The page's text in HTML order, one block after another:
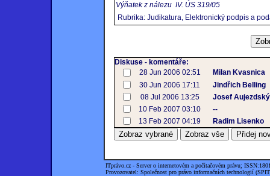
Výňatek z nálezu IV. ÚS 319/05
Rubrika: Judikatura, Elektronický podpis a
Diskuse - komentáře:
28 Jun 2006 02:51
Milan Kvasnica
30 Jun 2006 17:11
Jindřich Belling
08 Jul 2006 13:25
Josef Aujezdský
10 Feb 2007 03:10
--
13 Feb 2007 04:19
Radim Lisenko
ITprávo.cz - Server o internetovém a počítačovém právu;
Provozovatel: Společnost pro právo informačních technologií